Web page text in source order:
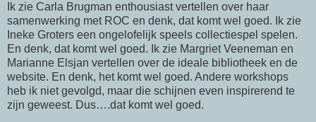
Ik zie Carla Brugman enthousiast vertellen over haar
samenwerking met ROC en denk, dat komt wel goed. Ik zie
Ineke Groters een ongelofelijk speels collectiespel spelen.
En denk, dat komt wel goed. Ik zie MargrietVeeneman en
Marianne Elsjan vertellen over de ideale bibliotheek en de
website. En denk, het komt wel goed. Andere workshops
heb ik niet gevolgd, maar die schijnen even inspirerend te
zijn geweest. Dus….dat komt wel goed.